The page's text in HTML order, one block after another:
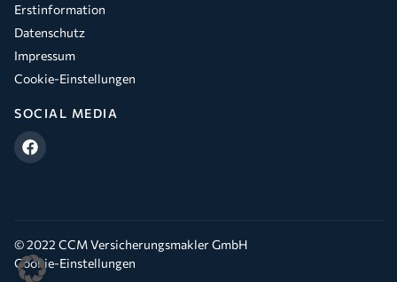
Erstinformation
Datenschutz
Impressum
Cookie-Einstellungen
SOCIAL MEDIA
© 2022 CCM Versicherungsmakler GmbH
Cookie-Einstellungen